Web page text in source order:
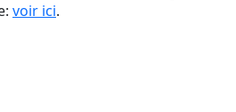
voir ici.